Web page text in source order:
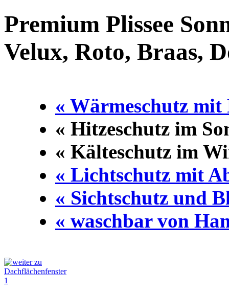
Premium Plissee
Velux, Roto, Braas,
« Wärmeschutz mit
« Hitzeschutz im
« Kälteschutz im
« Lichtschutz mit
« Sichtschutz und
« waschbar von